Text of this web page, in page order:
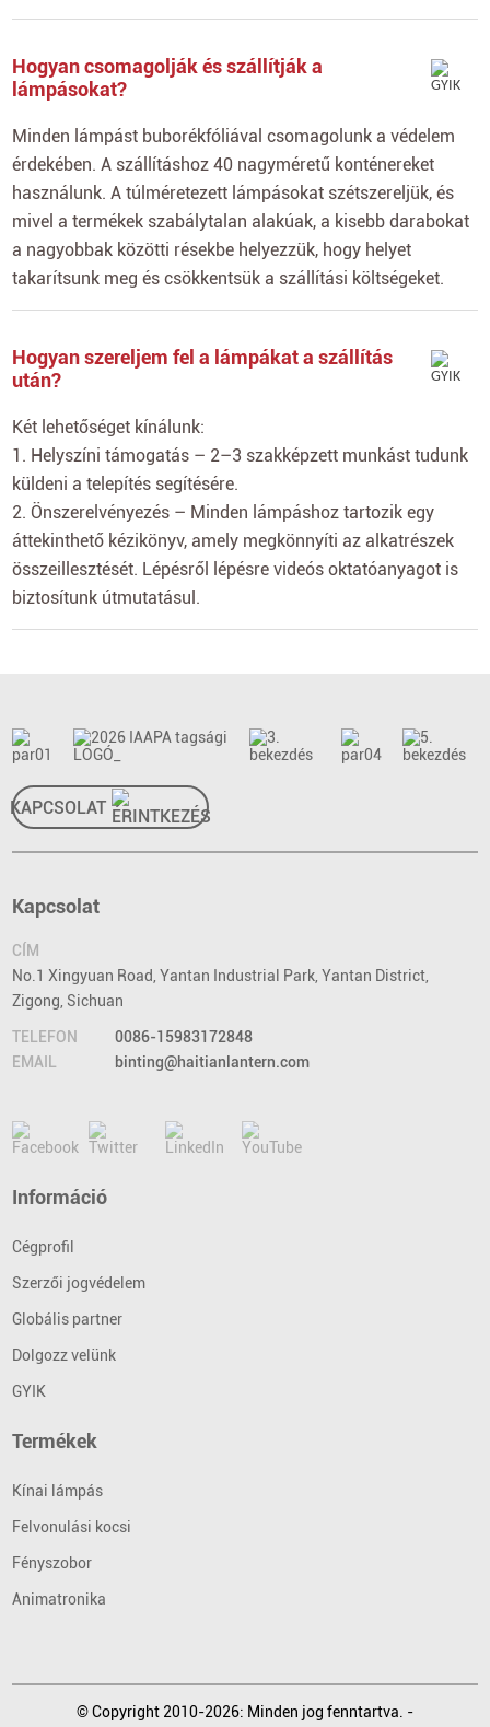
Hogyan csomagolják és szállítják a
lámpásokat?
Minden lámpást buborékfóliával csomagolunk a védelem
érdekében. A szállításhoz 40 nagyméretű konténereket
használunk. A túlméretezett lámpásokat szétszereljük, és
mivel a termékek szabálytalan alakúak, a kisebb darabokat
a nagyobbak közötti résekbe helyezzük, hogy helyet
takarítsunk meg és csökkentsük a szállítási költségeket.
Hogyan szereljem fel a lámpákat a szállítás
után?
Két lehetőséget kínálunk:
1. Helyszíni támogatás – 2–3 szakképzett munkást tudunk
küldeni a telepítés segítésére.
2. Önszerelvényezés – Minden lámpáshoz tartozik egy
áttekinthető kézikönyv, amely megkönnyíti az alkatrészek
összeillesztését. Lépésről lépésre videós oktatóanyagot is
biztosítunk útmutatásul.
KAPCSOLAT
Kapcsolat
CÍM
No.1 Xingyuan Road, Yantan Industrial Park, Yantan District,
Zigong, Sichuan
TELEFON
0086-15983172848
EMAIL
binting@haitianlantern.com
Információ
Cégprofil
Szerzői jogvédelem
Globális partner
Dolgozz velünk
GYIK
Termékek
Kínai lámpás
Felvonulási kocsi
Fényszobor
Animatronika
© Copyright 2010-2026: Minden jog fenntartva. -